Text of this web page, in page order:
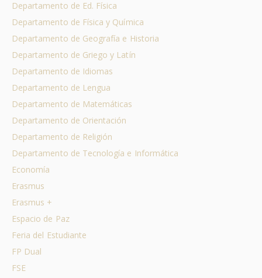
Departamento de Ed. Física
Departamento de Física y Química
Departamento de Geografía e Historia
Departamento de Griego y Latín
Departamento de Idiomas
Departamento de Lengua
Departamento de Matemáticas
Departamento de Orientación
Departamento de Religión
Departamento de Tecnología e Informática
Economía
Erasmus
Erasmus +
Espacio de Paz
Feria del Estudiante
FP Dual
FSE